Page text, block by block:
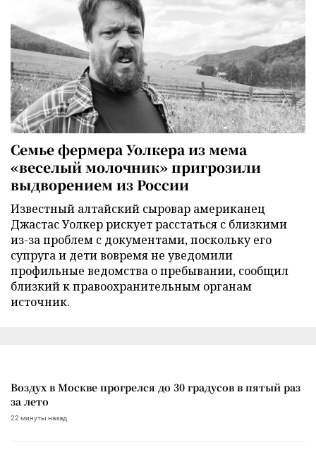
Семье фермера Уолкера из мема
«веселый молочник» пригрозили
выдворением из России
Известный алтайский сыровар американец
Джастас Уолкер рискует расстаться с близкими
из-за проблем с документами, поскольку его
супруга и дети вовремя не уведомили
профильные ведомства о пребывании, сообщил
близкий к правоохранительным органам
источник.
Воздух в Москве прогрелся до 30 градусов в пятый раз
за лето
22 минуты назад